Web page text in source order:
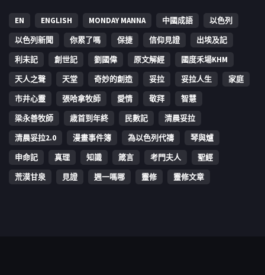
EN ENGLISH MONDAY MANNA 中國成語
以色列
以色列新聞
你累了嗎 保捷 信仰見證
出埃及記
利未記
創世記 劉國偉 原文解經
國度禾場KHM
天人之聲
天堂 奇妙的創造 妥拉 妥拉人生
家庭
市井心靈
張哈拿牧師 愛情 敬拜
智慧
梁永善牧師
歳首到年終 民數記
清晨妥拉
清晨妥拉2.0
漫畫事件簿 為以色列代禱
琴與爐
申命記
真理 知識 箴言 考門夫人
聖經
荒漠甘泉
見證 週一嗎哪 靈修 靈修文章